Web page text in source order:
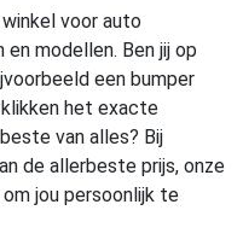
voor auto
modellen. Ben jij op
een bumper
klikken het exacte
van alles? Bij
de allerbeste prijs, onze
jou persoonlijk te